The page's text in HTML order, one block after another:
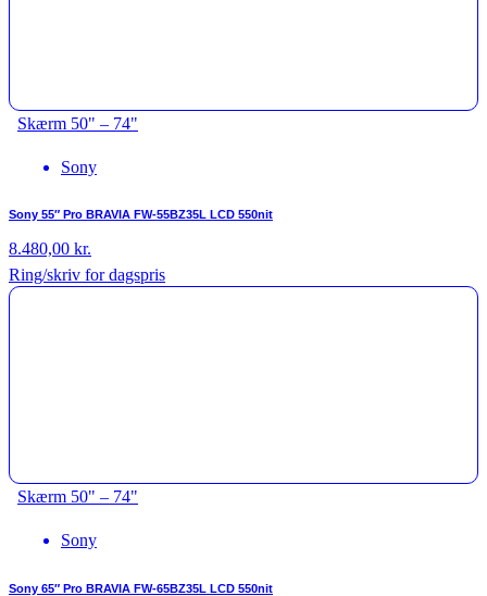
Skærm 50" – 74"
Sony
Sony 55″ Pro BRAVIA FW-55BZ35L LCD 550nit
8.480,00 kr.
Ring/skriv for dagspris
Skærm 50" – 74"
Sony
Sony 65″ Pro BRAVIA FW-65BZ35L LCD 550nit